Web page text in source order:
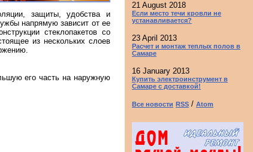
21 August 2018
Если место течи кровли не
устанавливается?
23 April 2013
Расчет и монтаж теплых полов в
Самаре
16 January 2013
Купить электроинструмент в
Самаре с доставкой!
Все новости RSS / Atom
защиты, удобства и
напрямую зависит от ее
стеклопакетов со
из нескольких слоев
его часть на наружную